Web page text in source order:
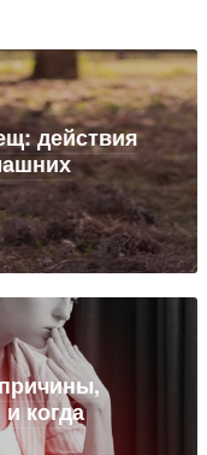
действия
когда